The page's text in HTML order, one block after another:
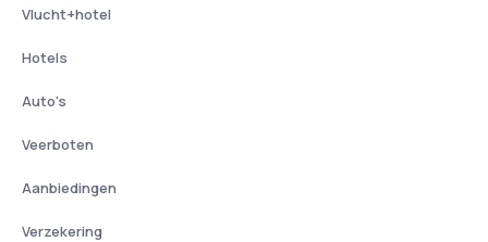
Vlucht+hotel
Hotels
Auto's
Veerboten
Aanbiedingen
Verzekering